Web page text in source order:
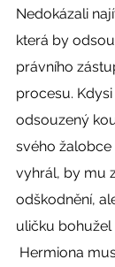
Nedokázali
která by
právního
procesu.
odsouzený
svého
vyhrál, by mu
odškodnění,
uličku bohužel